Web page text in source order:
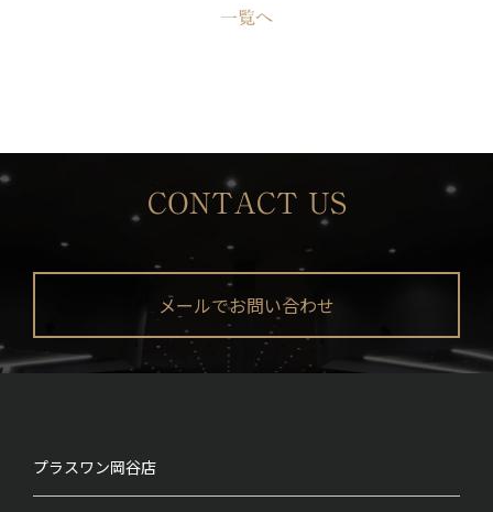
一覧へ
CONTACT US
メールでお問い合わせ
プラスワン岡谷店